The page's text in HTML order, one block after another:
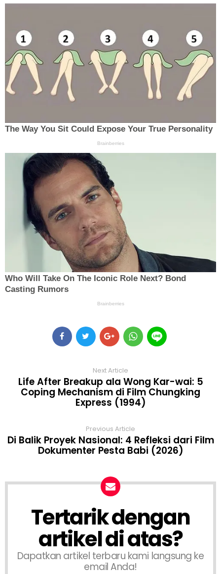
Next Article
Life After Breakup ala Wong Kar-wai: 5
Coping Mechanism di Film Chungking
Express (1994)
Previous Article
Di Balik Proyek Nasional: 4 Refleksi dari Film
Dokumenter Pesta Babi (2026)
Tertarik dengan
artikel di atas?
Dapatkan artikel terbaru kami langsung ke
email Anda!